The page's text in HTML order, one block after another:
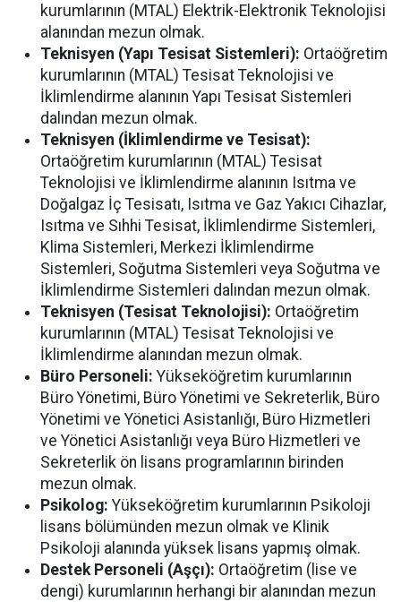
kurumlarının (MTAL) Elektrik-Elektronik Teknolojisi
alanından mezun olmak.
Teknisyen (Yapı Tesisat Sistemleri): Ortaöğretim
kurumlarının (MTAL) Tesisat Teknolojisi ve
İklimlendirme alanının Yapı Tesisat Sistemleri
dalından mezun olmak.
Teknisyen (İklimlendirme ve Tesisat):
Ortaöğretim kurumlarının (MTAL) Tesisat
Teknolojisi ve İklimlendirme alanının Isıtma ve
Doğalgaz İç Tesisatı, Isıtma ve Gaz Yakıcı Cihazlar,
Isıtma ve Sıhhi Tesisat, İklimlendirme Sistemleri,
Klima Sistemleri, Merkezi İklimlendirme
Sistemleri, Soğutma Sistemleri veya Soğutma ve
İklimlendirme Sistemleri dalından mezun olmak.
Teknisyen (Tesisat Teknolojisi): Ortaöğretim
kurumlarının (MTAL) Tesisat Teknolojisi ve
İklimlendirme alanından mezun olmak.
Büro Personeli: Yükseköğretim kurumlarının
Büro Yönetimi, Büro Yönetimi ve Sekreterlik, Büro
Yönetimi ve Yönetici Asistanlığı, Büro Hizmetleri
ve Yönetici Asistanlığı veya Büro Hizmetleri ve
Sekreterlik ön lisans programlarının birinden
mezun olmak.
Psikolog: Yükseköğretim kurumlarının Psikoloji
lisans bölümünden mezun olmak ve Klinik
Psikoloji alanında yüksek lisans yapmış olmak.
Destek Personeli (Aşçı): Ortaöğretim (lise ve
dengi) kurumlarının herhangi bir alanından mezun